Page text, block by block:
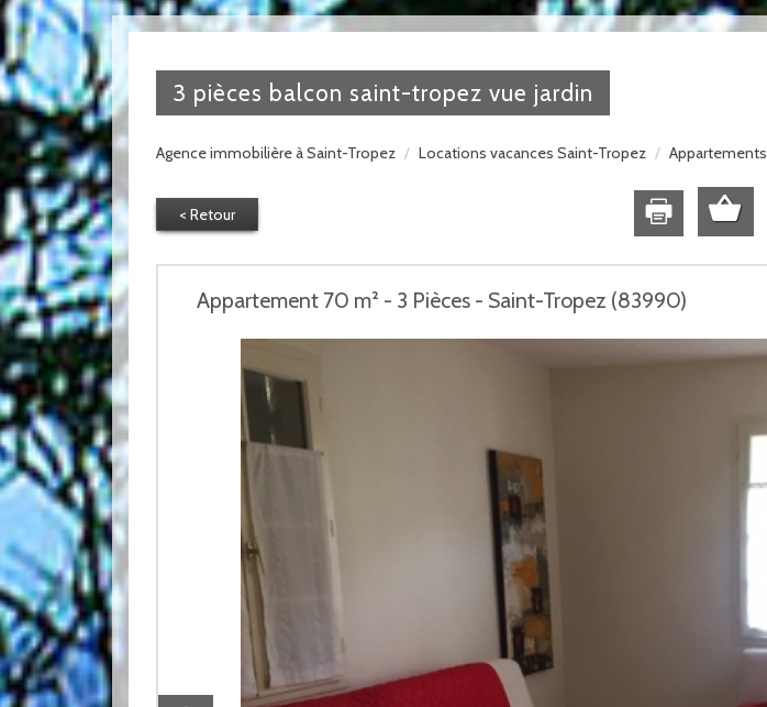
3 pièces balcon saint-tropez vue jardin
Agence immobilière à Saint-Tropez Locations vacances Saint-Tropez Appartements
< Retour
Appartement 70 m² - 3 Pièces - Saint-Tropez (83990)